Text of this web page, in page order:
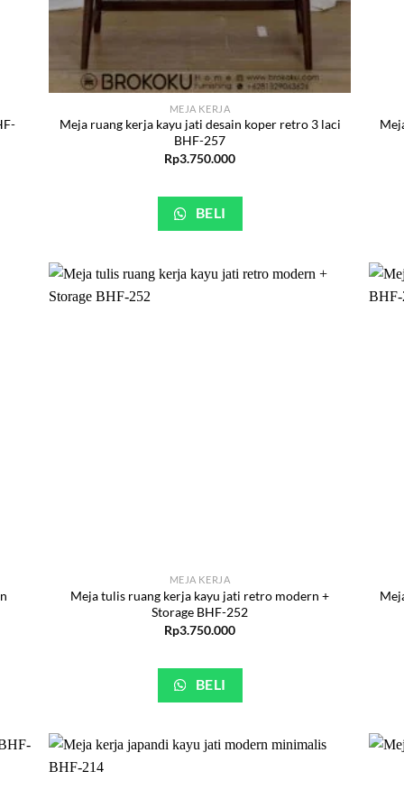
MEJA KERJA
Meja ruang kerja kayu jati desain koper retro 3 laci
BHF-257
Rp3.750.000
BELI
MEJA KERJA
Meja tulis ruang kerja kayu jati retro modern +
Storage BHF-252
Rp3.750.000
BELI